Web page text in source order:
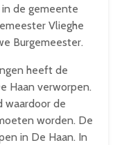
in de gemeente
Vlieghe
Burgemeester.
heeft de
Haan verworpen.
waardoor de
worden. De
in De Haan. In